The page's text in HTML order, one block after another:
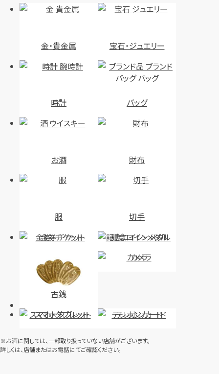
店舗買取
ティファニー チェーンネックレス
18K 全長約77.6㎝
店舗買取
ティファニー チェーンネックレス
750 全長約41.0㎝
カルティエ スパルタカスネック
レス 750 全長約46.1㎝
買取参考価格 400,500円
金・貴金属 金 ネックレス
店舗買取
買取参考価格
金・貴金属
金・貴金属 宝石・ジュエリー
時計 バッグ
お酒 財布
服
切手
金券・チケット
記念コイン・メダル
古銭
カメラ
スマホ・タブレット テレホンカード
※お酒に関しては、一部取り扱っていない店舗がございます。
詳しくは、店舗またはお電話にてご確認ください。